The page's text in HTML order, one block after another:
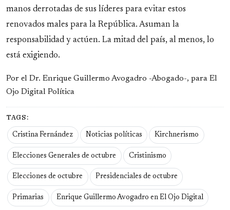
manos derrotadas de sus líderes para evitar estos
renovados males para la República. Asuman la
responsabilidad y actúen. La mitad del país, al menos, lo
está exigiendo.
Por el Dr. Enrique Guillermo Avogadro -Abogado-, para El
Ojo Digital Política
TAGS:
Cristina Fernández Noticias políticas Kirchnerismo
Elecciones Generales de octubre Cristinismo
Elecciones de octubre Presidenciales de octubre
Primarias Enrique Guillermo Avogadro en El Ojo Digital